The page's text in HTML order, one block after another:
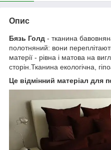
Опис
Бязь Голд - тканина
полотняний: вони
матерії - рівна і матова на
сторін.Тканина екологічна,
Це відмінний матеріал для